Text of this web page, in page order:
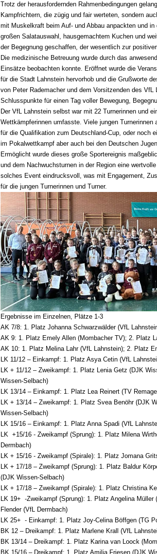
Trotz der herausfordernden Rahmenbedingungen
Kampfrichtern, die zügig und fair werteten, sondern
mit Muskelkraft beim Auf- und Abbau anpackten und
großen Salatauswahl, hausgemachtem Kuchen und
der Begegnung geschaffen, der wesentlich zur
Die medizinische Betreuung wurde durch das
Einsätze beobachten konnte. Eröffnet wurde die
für die Stadt Lahnstein hervorhob und die Grußworte
von Peter Rademacher und dem Vorsitzenden des
Schlusspunkte für einen Tag voller Bewegung,
Der VfL Lahnstein selbst war mit 22 Turnerinnen und
Wettkämpferinnen umfasste. Viele jungen
für die Qualifikation zum Deutschland-Cup, oder noch
im Pokalwettkampf aber auch bei den Deutschen
Ermöglicht wurde dieses große Sportereignis
und dem Nachwuchsturnen in der Region eine
solches Event eindrucksvoll, was mit Engagement,
für die jungen Turnerinnen und Turner.
Ergebnisse im Einzelnen, Plätze 1-3
AK 7/8: 1. Platz Johanna Schwarzwälder (VfL
AK 9: 1. Platz Emely Allen (Mombacher TV); 2. Platz
AK 10: 1. Platz Melina Lahr (VfL Lahnstein); 2. Platz
LK 11/12 – Einkampf: 1. Platz Asya Cetin (VfL
LK + 11/12 – Zweikampf: 1. Platz Lenia Getz (DJK
Wissen-Selbach)
LK 13/14 – Einkampf: 1. Platz Lea Reinert (TV
LK + 13/14 – Zweikampf: 1. Platz Svea Benöhr (DJK
Wissen-Selbach)
LK 15/16 – Einkampf: 1. Platz Anna Spadi (VfL
LK +15/16 - Zweikampf (Sprung): 1. Platz Milena
Dermbach)
LK + 15/16 - Zweikampf (Spirale): 1. Platz Jomana
LK + 17/18 – Zweikampf (Sprung): 1. Platz Baldur
(DJK Wissen-Selbach)
LK + 17/18 – Zweikampf (Spirale): 1. Platz Christina
LK 19+ -Zweikampf (Sprung): 1. Platz Angelina
Flender (VfL Dermbach)
LK 25+ - Einkampf: 1. Platz Joy-Celina Böffgen (TG
BK 12 – Dreikampf: 1. Platz Marlene Krall (VfL
BK 13/14 – Dreikampf: 1. Platz Karina van Loock
BK 15/16 – Dreikampf: 1. Platz Amilia Friesen (DJK